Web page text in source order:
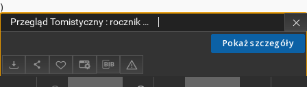
)
Pokaż szczegóły
Przegląd Tomistyczny : rocznik poświęcony historii teologii. T. 6-7 (1997)